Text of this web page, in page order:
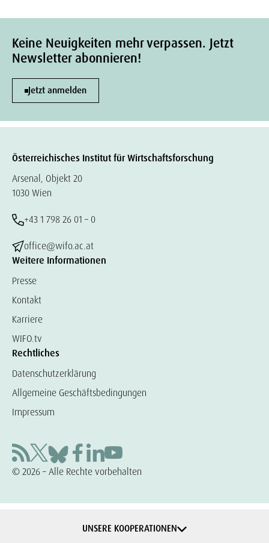
Keine Neuigkeiten mehr verpassen. Jetzt
Newsletter abonnieren!
Jetzt anmelden
Österreichisches Institut für Wirtschaftsforschung
Arsenal, Objekt 20
1030 Wien
+43 1 798 26 01 – 0
office@wifo.ac.at
Weitere Informationen
Presse
Kontakt
Karriere
WIFO.tv
Rechtliches
Datenschutzerklärung
Allgemeine Geschäftsbedingungen
Impressum
© 2026 – Alle Rechte vorbehalten
UNSERE KOOPERATIONEN